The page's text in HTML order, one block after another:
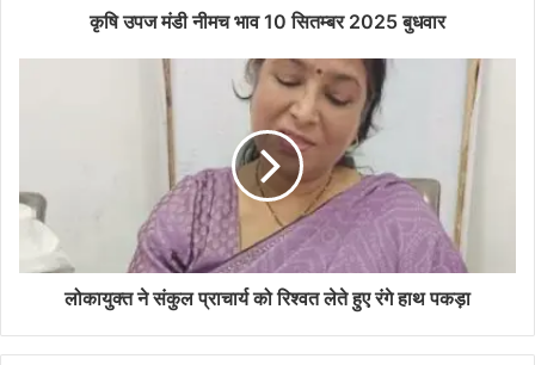
कृषि उपज मंडी नीमच भाव 10 सितम्बर 2025 बुधवार
लोकायुक्त ने संकुल प्राचार्य को रिश्वत लेते हुए रंगे हाथ पकड़ा